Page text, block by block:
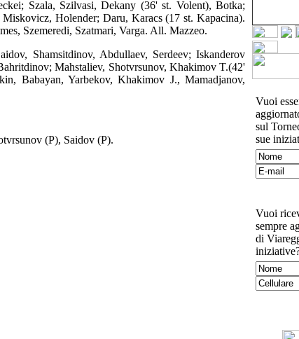
Szala, Szilvasi, Dekany (36' st. Volent), Botka;
Holender; Daru, Karacs (17 st. Kapacina).
Szemeredi, Szatmari, Varga. All. Mazzeo.
Shamsitdinov, Abdullaev, Serdeev; Iskanderov
Mahstaliev, Shotvrsunov, Khakimov T.(42'
Babayan, Yarbekov, Khakimov J., Mamadjanov,
(P), Saidov (P).
Vuoi
sul
sue
Vuoi
sempre
di